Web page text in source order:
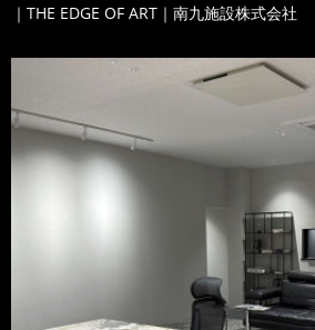
｜THE EDGE OF ART｜南九施設株式会社